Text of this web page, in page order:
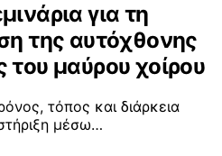
για τη
της αυτόχθονης
του μαύρου χοίρου
τόπος και διάρκεια
μέσω…